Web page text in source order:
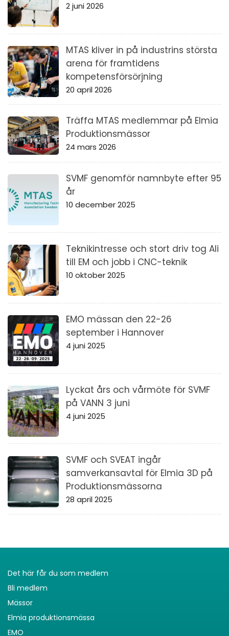
2 juni 2026
MTAS kliver in på industrins största
arena för framtidens
kompetensförsörjning
20 april 2026
Träffa MTAS medlemmar på Elmia
Produktionsmässor
24 mars 2026
SVMF genomför namnbyte efter 95
år
10 december 2025
Teknikintresse och stort driv tog Ali
till EM och jobb i CNC-teknik
10 oktober 2025
EMO mässan den 22-26
september i Hannover
4 juni 2025
Lyckat års och vårmöte för SVMF
på VANN 3 juni
4 juni 2025
SVMF och SVEAT ingår
samverkansavtal för Elmia 3D på
Produktionsmässorna
28 april 2025
Det här får du som medlem
Bli medlem
Mässor
Elmia produktionsmässa
EMO